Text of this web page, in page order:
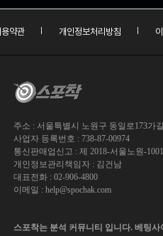
용약관 개인정보처리방침
주소 : 서울특별시 노원구 동일로173가
사업자 등록번호 : 738-87-00974
통신판매업신고 : 제 2018-서울노원-
개인정보관리책임자 : 김건남
대표전화 : 02-906-4800
이메일 : help@spochak.com
스포착는 분석 커뮤니티 입니다. 베팅